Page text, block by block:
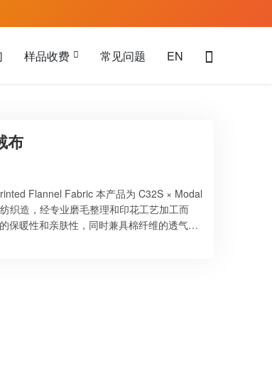
样品收费 常见问题 EN
布
Flannel Fabric 本产品为 C32S × Modal
织造，经专业磨毛整理和印花工艺加工而
保暖性和亲肤性，同时兼具棉纤维的透气性